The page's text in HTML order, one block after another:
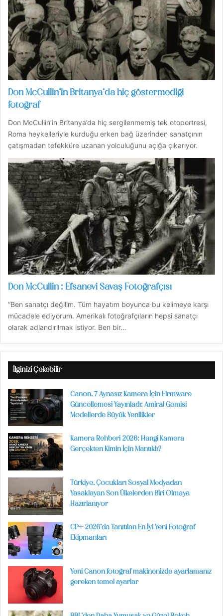
Don McCullin’in Britanya’da hiç göstermediği
fotoğraf
Don McCullin’in Britanya’da hiç sergilenmemiş tek otoportresi,
Roma heykelleriyle kurduğu erken bağ üzerinden sanatçının
çatışmadan tefekküre uzanan yolculuğunu açığa çıkarıyor.
Don McCullin : Efsanevi Savaş Fotoğrafçısı
“Ben sanatçı değilim. Tüm hayatım boyunca bu kelimeye karşı
mücadele ediyorum. Amerikalı fotoğrafçıların hepsi sanatçı
olarak adlandırılmak istiyor. Ben bir…
İlginizi Çekebilir
Canon, 7 Aynasız Kamera İçin Firmware
Güncellemesi Yayınladı: Amiral Gemisi
Modellerde Büyük Yenilikler
Kamera Rehberi 2026: Hangi Kamera
Gerçekten Kimin İçin Mantıklı?
Türkiye, Çocukları Sosyal Medyadan
Yasaklayan Son Ülkelerden Biri Olmaya
Hazırlanıyor
CP+ 2026’da Tanıtılan En İyi Yeni Fotoğraf
Ekipmanları
Yeni Canon fotoğraf makinenizde ayarlamanız
gereken temel ayarlar